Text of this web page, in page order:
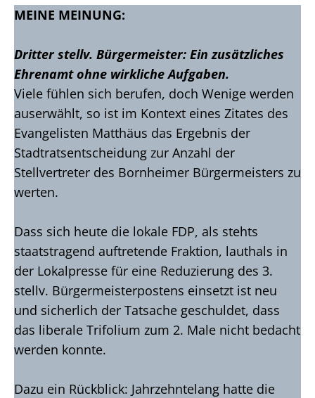
MEINE MEINUNG:
Dritter stellv. Bürgermeister: Ein zusätzliches
Ehrenamt ohne wirkliche Aufgaben.
Viele fühlen sich berufen, doch Wenige werden
auserwählt, so ist im Kontext eines Zitates des
Evangelisten Matthäus das Ergebnis der
Stadtratsentscheidung zur Anzahl der
Stellvertreter des Bornheimer Bürgermeisters zu
werten.
Dass sich heute die lokale FDP, als stehts
staatstragend auftretende Fraktion, lauthals in
der Lokalpresse für eine Reduzierung des 3.
stellv. Bürgermeisterpostens einsetzt ist neu
und sicherlich der Tatsache geschuldet, dass
das liberale Trifolium zum 2. Male nicht bedacht
werden konnte.
Dazu ein Rückblick: Jahrzehntelang hatte die